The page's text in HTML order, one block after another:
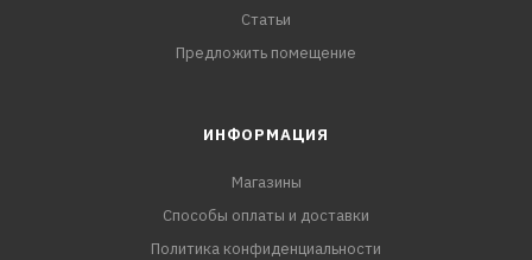
Статьи
Предложить помещение
ИНФОРМАЦИЯ
Магазины
Способы оплаты и доставки
Политика конфиденциальности